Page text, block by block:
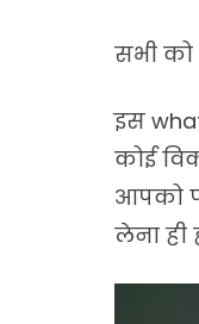
सभी को
इस
कोई
आपको
लेना ही